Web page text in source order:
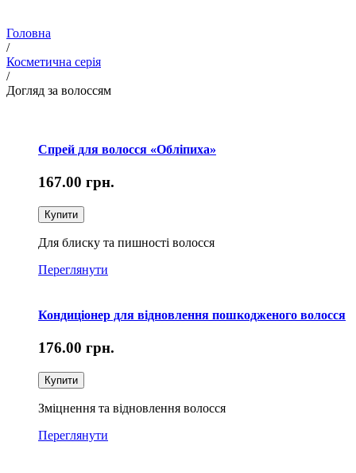
Головна
/
Косметична серія
/
Догляд за волоссям
Спрей для волосся «Обліпиха»
167.00 грн.
Купити
Для блиску та пишності волосся
Переглянути
Кондиціонер для відновлення пошкодженого волосся
176.00 грн.
Купити
Зміцнення та відновлення волосся
Переглянути